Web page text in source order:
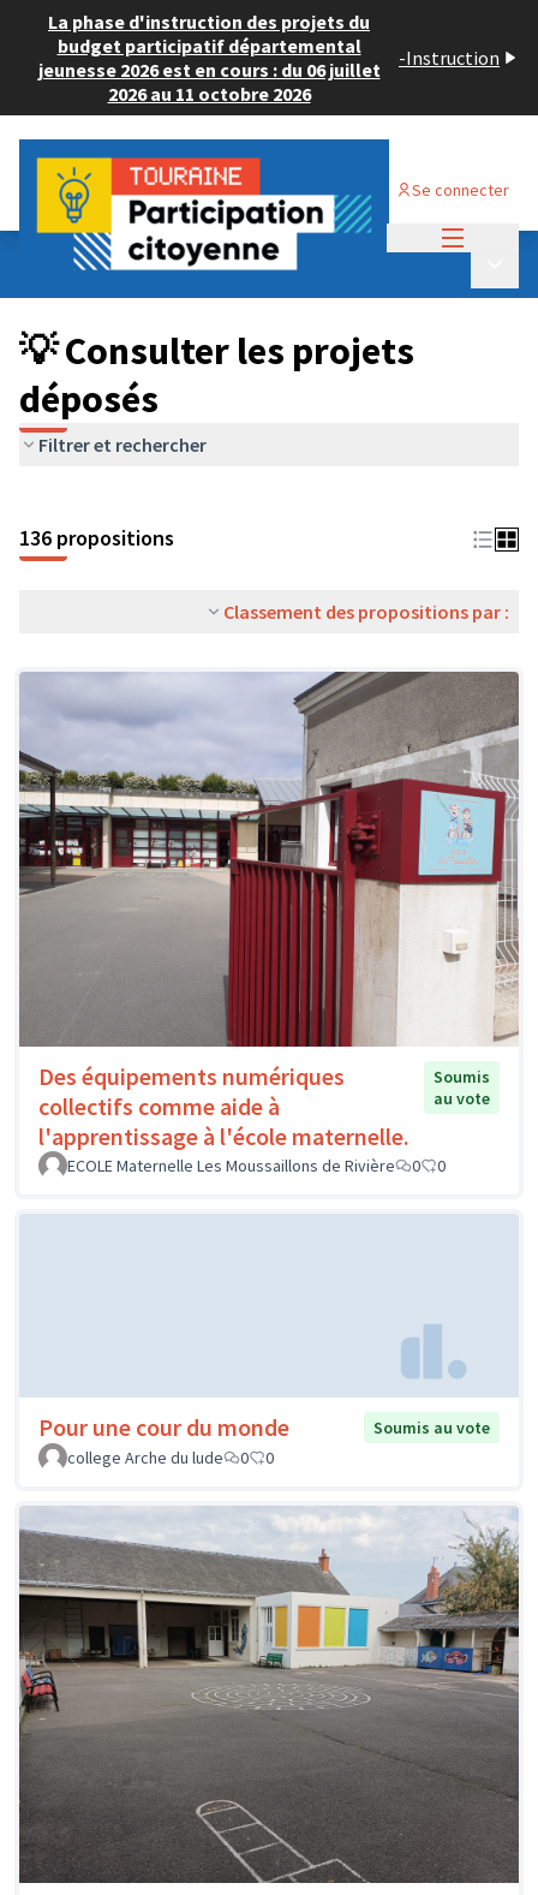
La phase d'instruction des projets du
budget participatif départemental
jeunesse 2026 est en cours : du 06 juillet
2026 au 11 octobre 2026
-Instruction
Se connecter
Budget Participatif JEUNESSE 2024
💡 Consulter les projets déposés
💡 Consulter les projets
déposés
Filtrer et rechercher
136 propositions
Classement des propositions par :
Des équipements numériques
collectifs comme aide à
l'apprentissage à l'école maternelle.
Soumis
au vote
ECOLE Maternelle Les Moussaillons de Rivière 0 0
Pour une cour du monde
Soumis au vote
college Arche du lude
0 0